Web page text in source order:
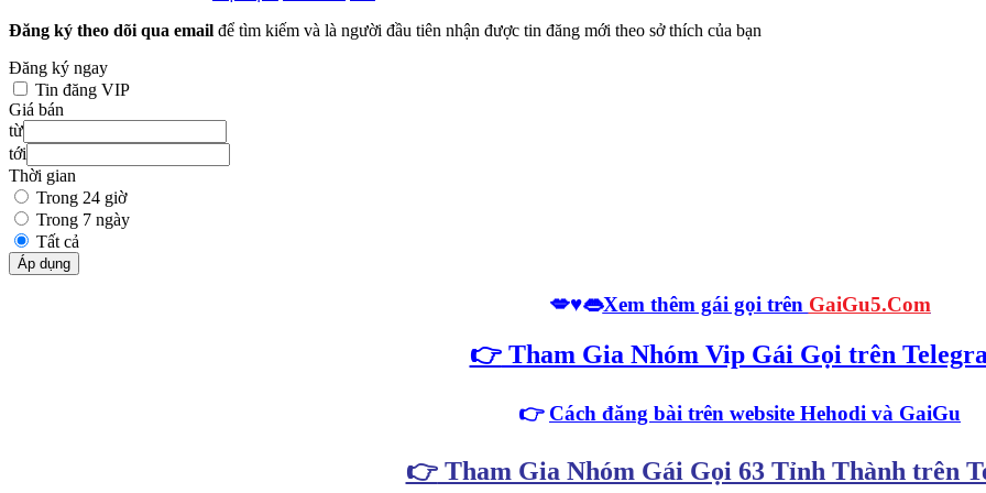
Đăng ký theo dõi qua email để tìm kiếm và là người đầu tiên nhận được tin đăng mới theo sở thích của bạn
Đăng ký ngay
Tin đăng VIP
Giá bán
từ
tới
Thời gian
Trong 24 giờ
Trong 7 ngày
Tất cả
Áp dụng
💋♥️👄Xem thêm gái gọi trên GaiGu5.Com
👉Tham Gia Nhóm Vip Gái Gọi trên
👉 Cách đăng bài trên website Hehodi và GaiGu
👉Tham Gia Nhóm Gái Gọi 63 Tỉnh Thành trên